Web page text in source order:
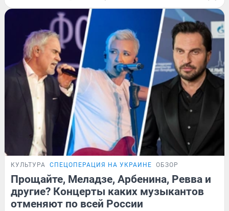
КУЛЬТУРА СПЕЦОПЕРАЦИЯ НА УКРАИНЕ ОБЗОР
Прощайте, Меладзе, Арбенина, Ревва и
другие? Концерты каких музыкантов
отменяют по всей России